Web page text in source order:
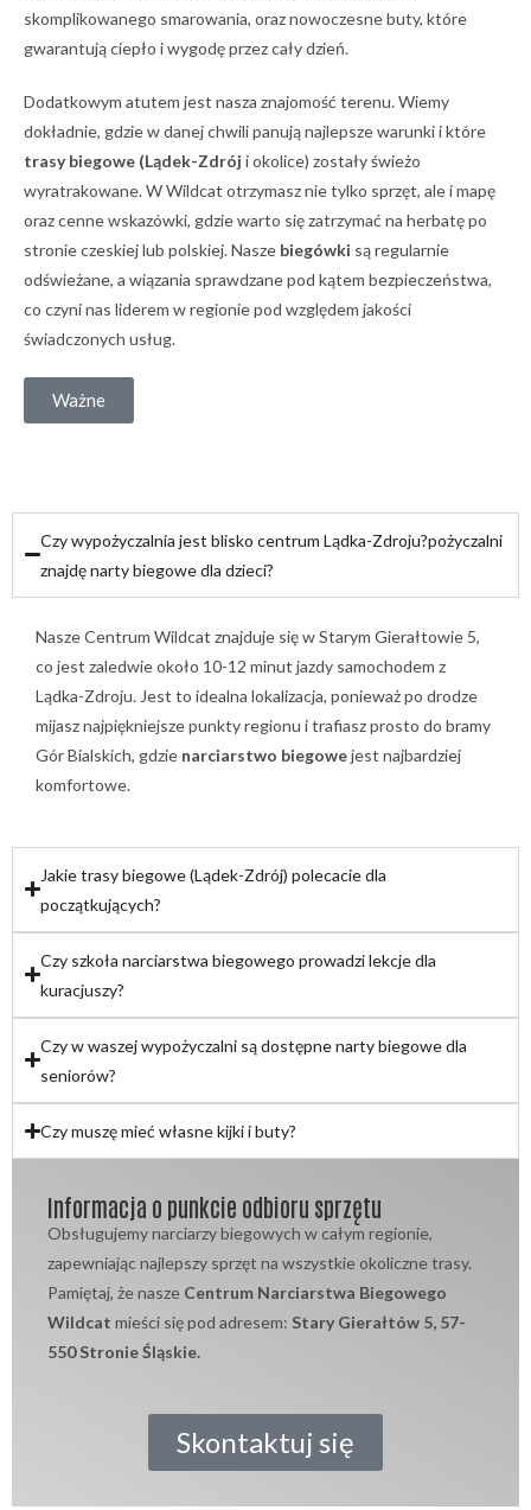
skomplikowanego smarowania, oraz nowoczesne buty, które
gwarantują ciepło i wygodę przez cały dzień.
Dodatkowym atutem jest nasza znajomość terenu. Wiemy
dokładnie, gdzie w danej chwili panują najlepsze warunki i które
trasy biegowe (Lądek-Zdrój i okolice) zostały świeżo
wyratrakowane. W Wildcat otrzymasz nie tylko sprzęt, ale i mapę
oraz cenne wskazówki, gdzie warto się zatrzymać na herbatę po
stronie czeskiej lub polskiej. Nasze biegówki są regularnie
odświeżane, a wiązania sprawdzane pod kątem bezpieczeństwa,
co czyni nas liderem w regionie pod względem jakości
świadczonych usług.
Ważne
Czy wypożyczalnia jest blisko centrum Lądka-Zdroju?pożyczalni
znajdę narty biegowe dla dzieci?
Nasze Centrum Wildcat znajduje się w Starym Gierałtowie 5,
co jest zaledwie około 10-12 minut jazdy samochodem z
Lądka-Zdroju. Jest to idealna lokalizacja, ponieważ po drodze
mijasz najpiękniejsze punkty regionu i trafiasz prosto do bramy
Gór Bialskich, gdzie narciarstwo biegowejest najbardziej
komfortowe.
Jakie trasy biegowe (Lądek-Zdrój) polecacie dla
początkujących?
Czy szkoła narciarstwa biegowego prowadzi lekcje dla
kuracjuszy?
Czy w waszej wypożyczalni są dostępne narty biegowe dla
seniorów?
Czy muszę mieć własne kijki i buty?
Informacja o punkcie odbioru sprzętu
Obsługujemy narciarzy biegowych w całym regionie,
zapewniając najlepszy sprzęt na wszystkie okoliczne trasy.
Pamiętaj, że nasze Centrum Narciarstwa Biegowego
Wildcat mieści się pod adresem: Stary Gierałtów 5, 57-
550 Stronie Śląskie.
Skontaktuj się